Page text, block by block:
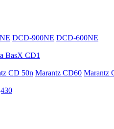
DCD-900NE DCD-600NE
BasX CD1
CD 50n Marantz CD60 Marantz